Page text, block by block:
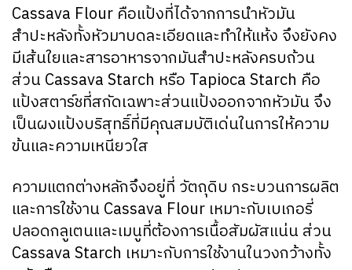
Cassava Flour คือแป้งที่ได้จากการนำหัวมัน
สำปะหลังทั้งหัวมาบดละเอียดและทำให้แห้ง จึงยังคง
มีเส้นใยและสารอาหารจากมันสำปะหลังครบถ้วน
ส่วน Cassava Starch หรือ Tapioca Starch คือ
แป้งสตาร์ชที่สกัดเฉพาะส่วนแป้งออกจากหัวมัน จึง
เป็นผงแป้งบริสุทธิ์ที่มีคุณสมบัติเด่นในการให้ความ
ข้นและความเหนียวใส
ความแตกต่างหลักจึงอยู่ที่ วัตถุดิบ กระบวนการผลิต
และการใช้งาน Cassava Flour เหมาะกับเบเกอรี่
ปลอดกลูเตนและเมนูที่ต้องการเนื้อสัมผัสแน่น ส่วน
Cassava Starch เหมาะกับการใช้งานในวงกว้างทั้ง